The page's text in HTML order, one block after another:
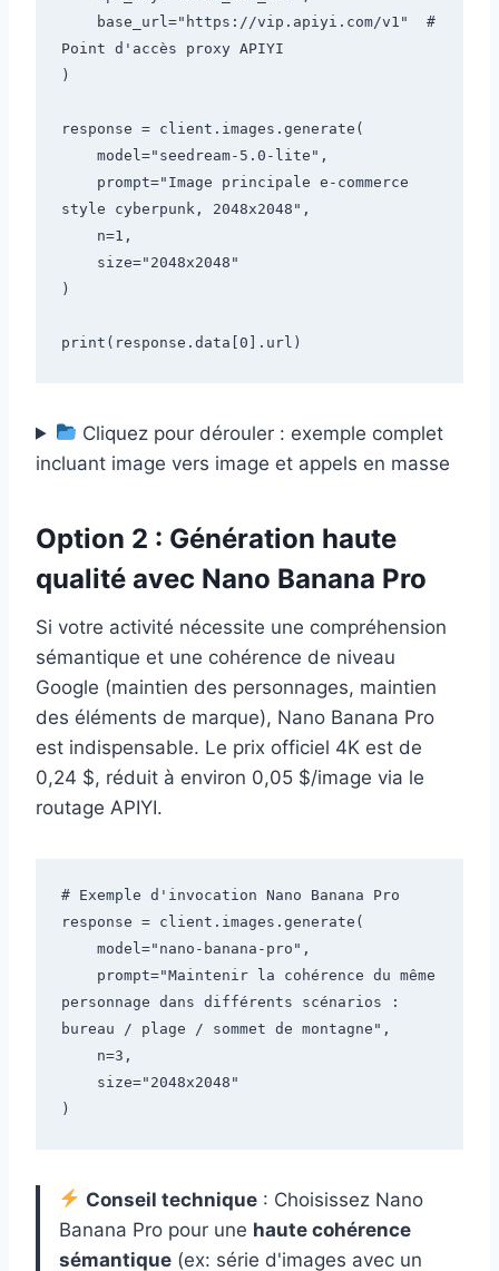
Point d'accès proxy APIYI
)
response = client.images.generate(
style cyberpunk, 2048x2048",
)
Cliquez pour dérouler : exemple complet
incluant image vers image et appels en masse
Option 2 : Génération haute
qualité avec Nano Banana Pro
Si votre activité nécessite une compréhension
sémantique et une cohérence de niveau
Google (maintien des personnages, maintien
des éléments de marque), Nano Banana Pro
est indispensable. Le prix officiel 4K est de
0,24 $, réduit à environ 0,05 $/image via le
routage APIYI.
# Exemple d'invocation Nano Banana Pro
response = client.images.generate(
personnage dans différents scénarios :
bureau / plage / sommet de montagne",
Conseil technique : Choisissez Nano
Banana Pro pour une haute cohérence
sémantique (ex: série d'images avec un